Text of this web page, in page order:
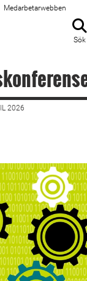
Medarbetarwebben
Sök
2026